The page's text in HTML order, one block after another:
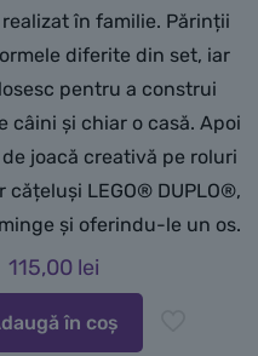
în familie. Părinții
diferite din set, iar
pentru a construi
câini și chiar o casă. Apoi
joacă creativă pe roluri
cățeluși LEGO® DUPLO®,
și oferindu-le un os.
115,00 lei
în coș